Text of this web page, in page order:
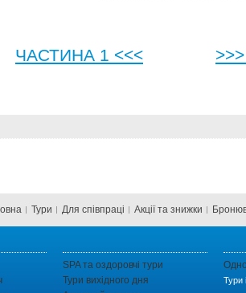
ЧАСТИНА 1 <<<
Тури Для cпівпраці Акції та знижки
SPA та оздоровчі тури
Тури вихідного дня
Тури